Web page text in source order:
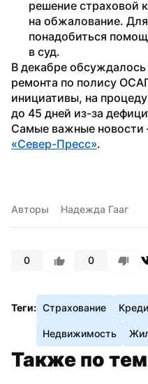
решение страховой
на обжалование.
понадобиться
в суд.
В декабре
ремонта по полису
инициативы, на
до 45 дней из-за
«Север-Пресс».
Авторы Надежда Гааг
0 0
Теги: Страхование
Недвижимость
Также по